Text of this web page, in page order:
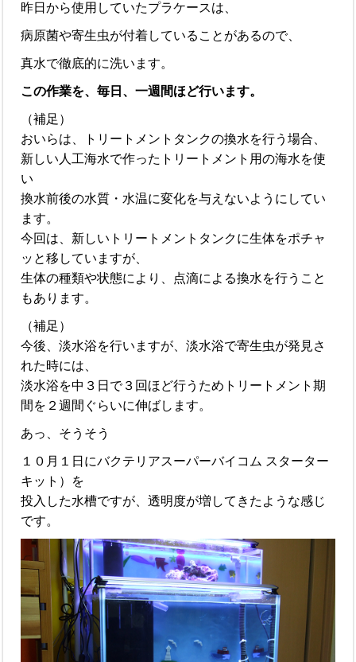
昨日から使用していたプラケースは、
病原菌や寄生虫が付着していることがあるので、
真水で徹底的に洗います。
この作業を、毎日、一週間ほど行います。
（補足）
おいらは、トリートメントタンクの換水を行う場合、
新しい人工海水で作ったトリートメント用の海水を使
い
換水前後の水質・水温に変化を与えないようにしてい
ます。
今回は、新しいトリートメントタンクに生体をポチャ
ッと移していますが、
生体の種類や状態により、点滴による換水を行うこと
もあります。
（補足）
今後、淡水浴を行いますが、淡水浴で寄生虫が発見さ
れた時には、
淡水浴を中３日で３回ほど行うためトリートメント期
間を２週間ぐらいに伸ばします。
あっ、そうそう
１０月１日にバクテリアスーパーバイコム スターター
キット）を
投入した水槽ですが、透明度が増してきたような感じ
です。